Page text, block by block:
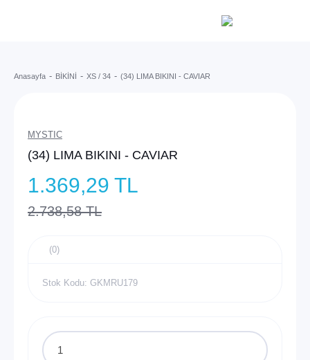
Anasayfa BİKİNİ XS / 34 (34) LIMA BIKINI - CAVIAR
MYSTIC
(34) LIMA BIKINI - CAVIAR
1.369,29 TL
2.738,58 TL
(0)
Stok Kodu: GKMRU179